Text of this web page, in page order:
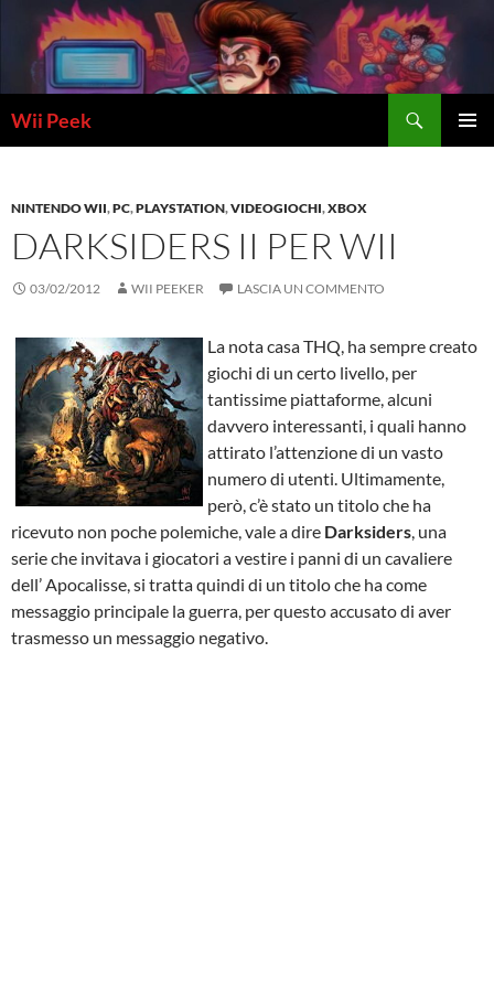
contenuto
Wii Peek
NINTENDO WII,PC,PLAYSTATION,VIDEOGIOCHI,XBOX
DARKSIDERS II PER WII
03/02/2012 WII PEEKER LASCIA UN COMMENTO
La nota casa THQ, ha sempre creato
giochi di un certo livello, per
tantissime piattaforme, alcuni
davvero interessanti, i quali hanno
attirato l’attenzione di un vasto
numero di utenti. Ultimamente,
però, c’è stato un titolo che ha
ricevuto non poche polemiche, vale a dire Darksiders, una
serie che invitava i giocatori a vestire i panni di un cavaliere
dell’ Apocalisse, si tratta quindi di un titolo che ha come
messaggio principale la guerra, per questo accusato di aver
trasmesso un messaggio negativo.